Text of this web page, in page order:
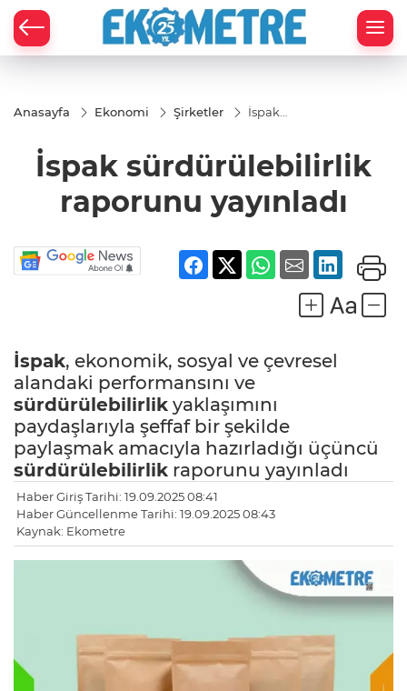
Anasayfa Ekonomi Şirketler
İspak
yayınladı
İspak sürdürülebilirlik
raporunu yayınladı
İspak, ekonomik, sosyal ve çevresel
alandaki performansını ve
sürdürülebilirlik yaklaşımını
paydaşlarıyla şeffaf bir şekilde
paylaşmak amacıyla hazırladığı üçüncü
sürdürülebilirlik raporunu yayınladı
Haber Giriş Tarihi: 19.09.2025 08:41
Haber Güncellenme Tarihi: 19.09.2025 08:43
Kaynak: Ekometre